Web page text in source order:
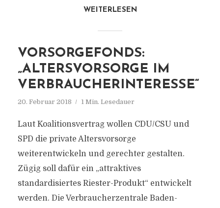
WEITERLESEN
VORSORGEFONDS:
„ALTERSVORSORGE IM
VERBRAUCHERINTERESSE“
20. Februar 2018 1 Min. Lesedauer
Laut Koalitionsvertrag wollen CDU/CSU und
SPD die private Altersvorsorge
weiterentwickeln und gerechter gestalten.
Zügig soll dafür ein „attraktives
standardisiertes Riester-Produkt“ entwickelt
werden. Die Verbraucherzentrale Baden-